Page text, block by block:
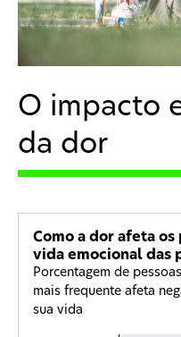
O impacto
da dor
Como a dor afeta
vida emocional das
Porcentagem de
mais frequente afeta
sua vida